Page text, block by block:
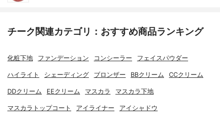
チーク関連カテゴリ：おすすめ商品ランキング
化粧下地 ファンデーション コンシーラー フェイスパウダー
ハイライト シェーディング ブロンザー BBクリーム CCクリーム
DDクリーム EEクリーム マスカラ マスカラ下地
マスカラトップコート アイライナー アイシャドウ